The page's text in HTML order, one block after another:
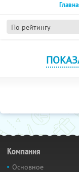
По рейтингу
Компания
Основное